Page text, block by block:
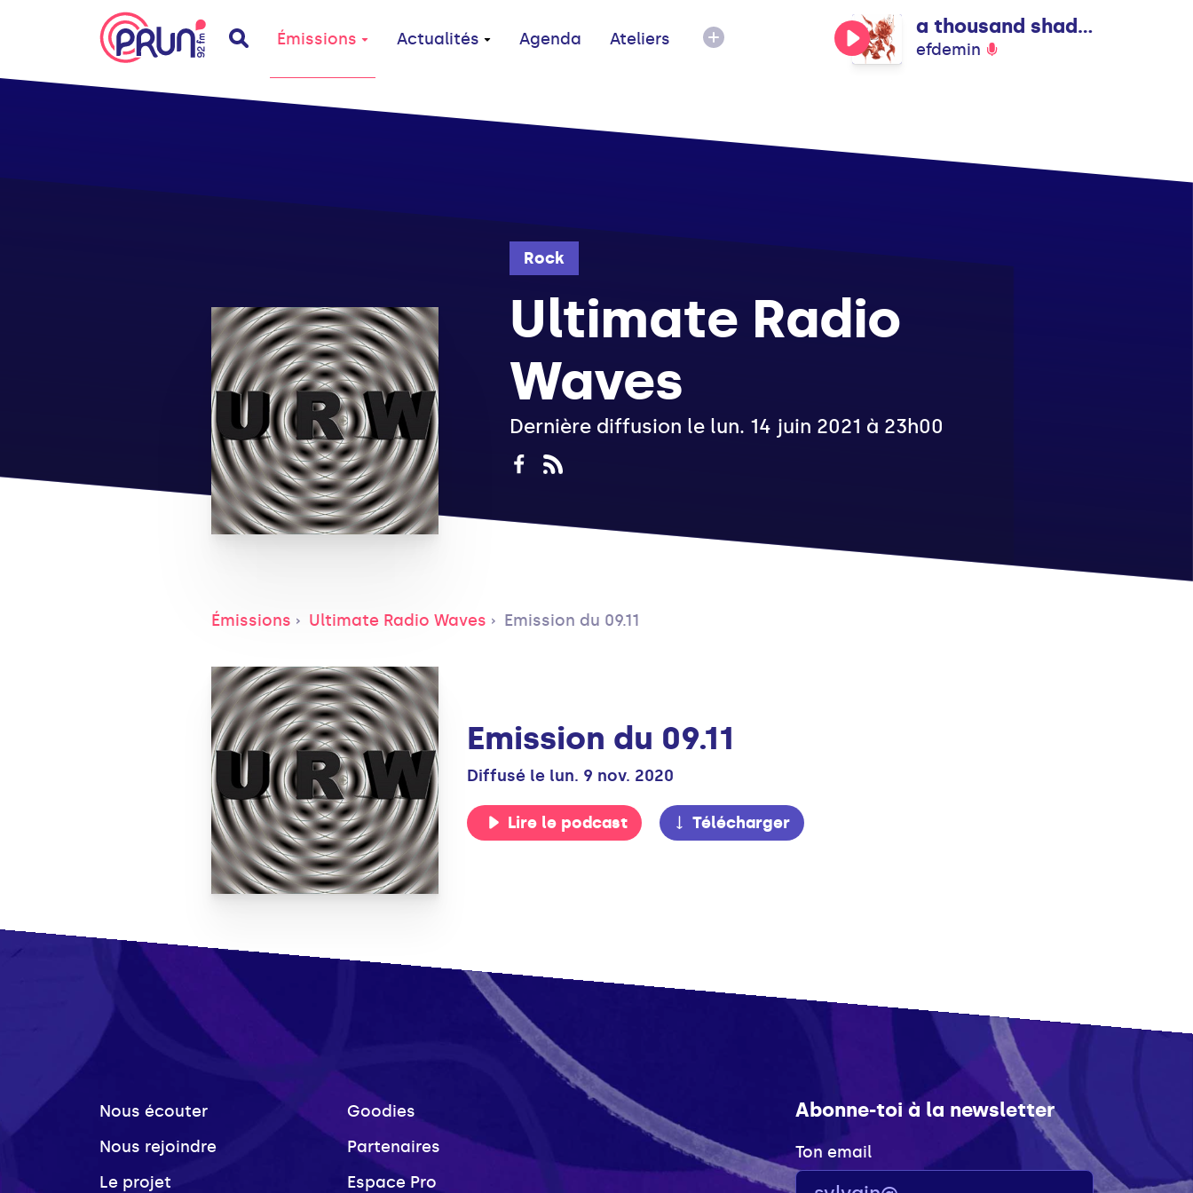
Émissions Actualités Agenda Ateliers
a thousand shades of green
efdemin
Rock
Ultimate Radio
Waves
Dernière diffusion le lun. 14 juin 2021 à 23h00
Émissions Ultimate Radio Waves Emission du 09.11
Emission du 09.11
Diffusé le lun. 9 nov. 2020
Lire le podcast Télécharger
Nous écouter
Nous rejoindre
Le projet
Goodies
Partenaires
Espace Pro
Abonne-toi à la newsletter
Ton email